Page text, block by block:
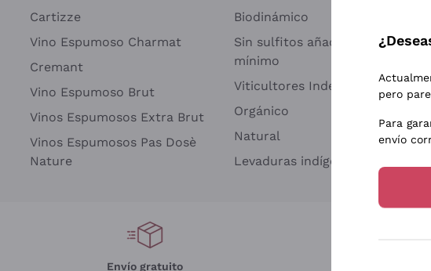
Cartizze
Vino Espumoso Charmat
Cremant
Vino Espumoso Brut
Vinos Espumosos Extra Brut
Vinos Espumosos Pas Dosè
Nature
Biodinámico
Sin sulfitos añadidos o
mínimo
Viticultores Independientes
Orgánico
Natural
Levaduras indígenas
Envío gratuito
pero
Para
envío